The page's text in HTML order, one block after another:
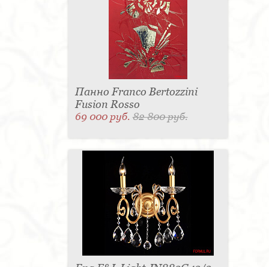
Панно Franco Bertozzini
Fusion Rosso
69 000 руб.82 800 руб.